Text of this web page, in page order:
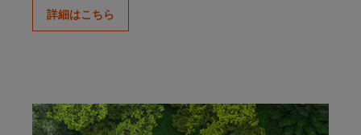
詳細はこちら